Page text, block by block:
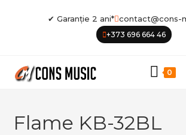
✔ Garanție 2 ani* contact@cons-
+373 696 664 46
0
Flame KB-32BL